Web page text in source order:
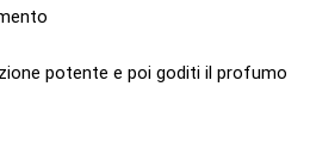
potente e poi goditi il profumo